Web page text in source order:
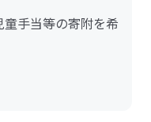
手当等の寄附を希